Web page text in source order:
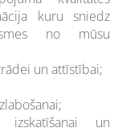
kuru sniedz
no mūsu
un attīstībai;
un